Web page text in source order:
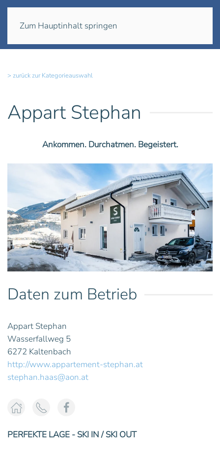
Zum Hauptinhalt springen
> zurück zur Kategorieauswahl
Appart Stephan
Ankommen. Durchatmen. Begeistert.
Daten zum Betrieb
Appart Stephan
Wasserfallweg 5
6272 Kaltenbach
http://www.appartement-stephan.at
stephan.haas@aon.at
PERFEKTE LAGE - SKI IN / SKI OUT